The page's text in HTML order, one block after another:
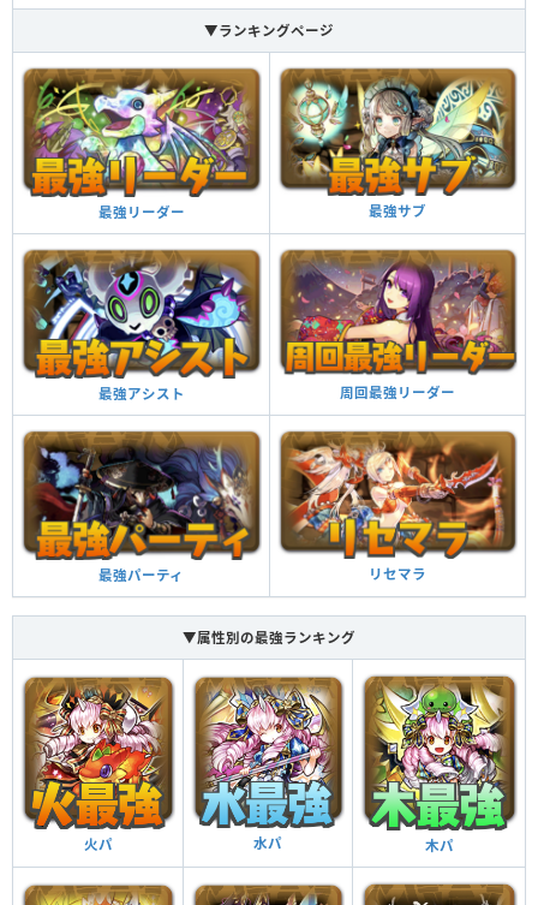
▼ランキングページ
最強リーダー 最強サブ
最強アシスト 周回最強リーダー
最強パーティ リセマラ
▼属性別の最強ランキング
火パ 水パ 木パ